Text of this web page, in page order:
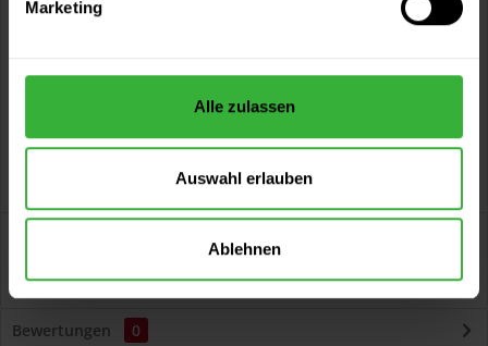
Marketing
Alle zulassen
Auswahl erlauben
Ablehnen
Kostenloser Versand ab 60 EUR
Persönliche Beratung unter040 60 77 65 23
Schutzbeschichtung für Beton im...mehr
Bewertungen
0